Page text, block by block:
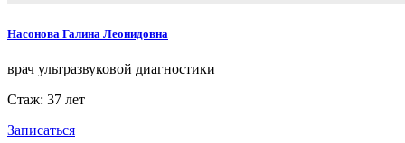
Насонова Галина Леонидовна
врач ультразвуковой диагностики
Стаж: 37 лет
Записаться